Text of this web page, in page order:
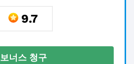
9.7
보너스 청구